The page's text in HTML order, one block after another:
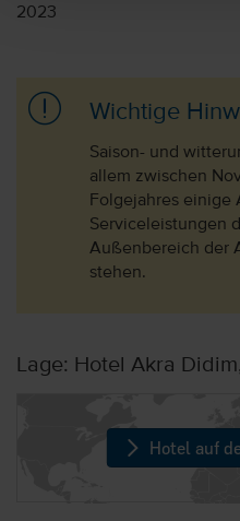
2023
Wichtige
Saison- und
allem zwischen
Folgejahres einige
Serviceleistungen
Außenbereich der
stehen.
Lage: Hotel Akra
Hotel auf